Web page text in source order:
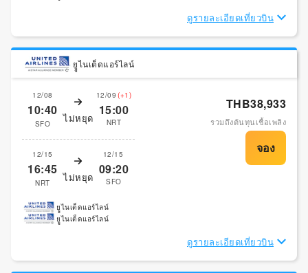
ดูรายละเอียดเที่ยวบิน
ยููไนเต็ดแอร์ไลน์
12/08
10:40
SFO ไม่หยุด
12/09 (+1)
15:00
NRT
12/15
16:45
NRT ไม่หยุด
12/15
09:20
SFO
THB38,933
รวมถึงต้นทุนเชื้อเพลิง
ยููไนเต็ดแอร์ไลน์
ยููไนเต็ดแอร์ไลน์
ดูรายละเอียดเที่ยวบิน